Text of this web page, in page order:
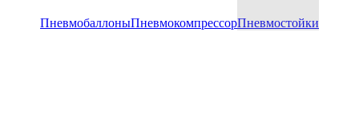
ПневмобаллоныПневмокомпрессорПневмостойки